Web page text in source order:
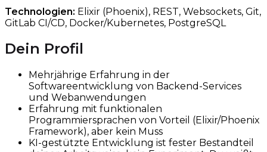
Technologien: Elixir (Phoenix), REST, Websockets, Git,
GitLab CI/CD, Docker/Kubernetes, PostgreSQL
Dein Profil
Mehrjährige Erfahrung in der
Softwareentwicklung von Backend-Services
und Webanwendungen
Erfahrung mit funktionalen
Programmiersprachen von Vorteil (Elixir/Phoenix
Framework), aber kein Muss
KI-gestützte Entwicklung ist fester Bestandteil